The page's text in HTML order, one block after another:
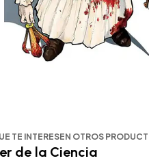
TE INTERESEN OTROS
de la Ciencia